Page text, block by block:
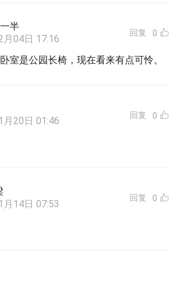
半
月04日 17:16
回复 0
室是公园长椅，现在看来有点可怜。
月20日 01:46
回复 0
月14日 07:53
回复 0